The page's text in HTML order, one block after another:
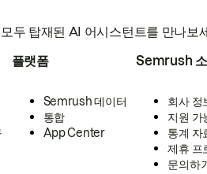
두 탑재된 AI 어시스턴트를 만나보
플랫폼
Semrush 데이터
통합
App Center
Semrush
회사 정
지원 가
통계 자
제휴 프
문의하